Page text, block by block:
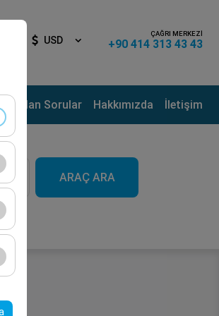
USD
ÇAĞRI MERKEZİ
+90 414 313 43 43
Sorulan Sorular Hakkımızda İletişim
ARAÇ ARA